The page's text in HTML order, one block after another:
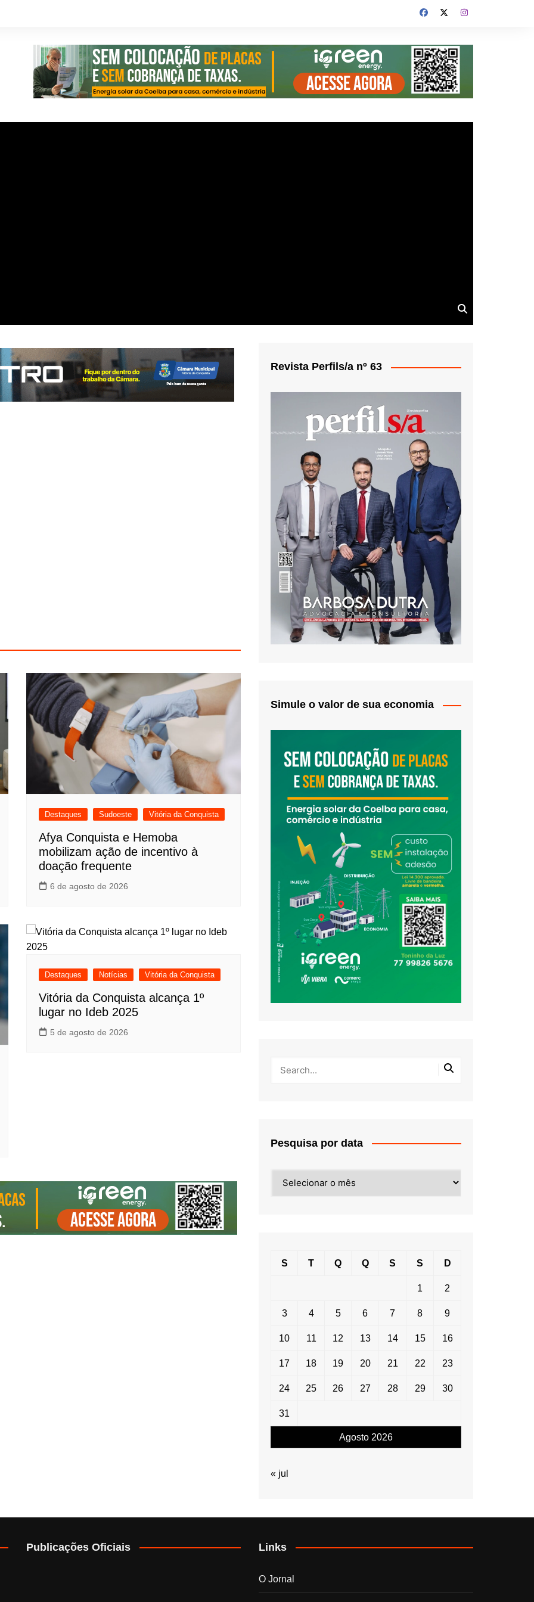
Destaques Sudoeste Vitória da Conquista
Afya Conquista e Hemoba
mobilizam ação de incentivo à
doação frequente
6 de agosto de 2026
Destaques Notícias Vitória da Conquista
Vitória da Conquista alcança 1º
lugar no Ideb 2025
5 de agosto de 2026
Revista Perfils/a nº 63
Simule o valor de sua economia
Pesquisa por data
por
Agosto 2026
S T Q Q S S D
1 2
3 4 5 6 7 8 9
10 11 12 13 14 15 16
17 18 19 20 21 22 23
24 25 26 27 28 29 30
31
« jul
Publicações Oficiais Links
O Jornal